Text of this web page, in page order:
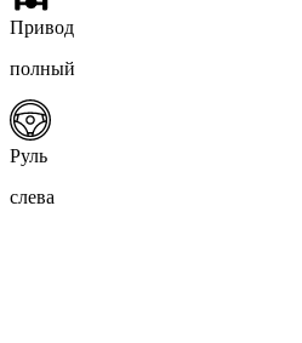
Привод
полный
Руль
слева